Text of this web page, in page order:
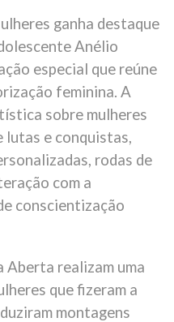
ganha destaque
Anélio
especial que reúne
feminina. A
sobre mulheres
lutas e conquistas,
rodas de
com a
conscientização
Aberta realizam uma
que fizeram a
montagens